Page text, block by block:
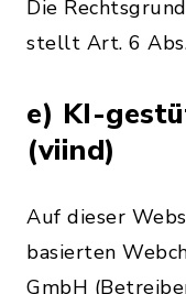
Die
stellt Art. 6
e) KI-
(viind)
Auf dieser
basierten
GmbH